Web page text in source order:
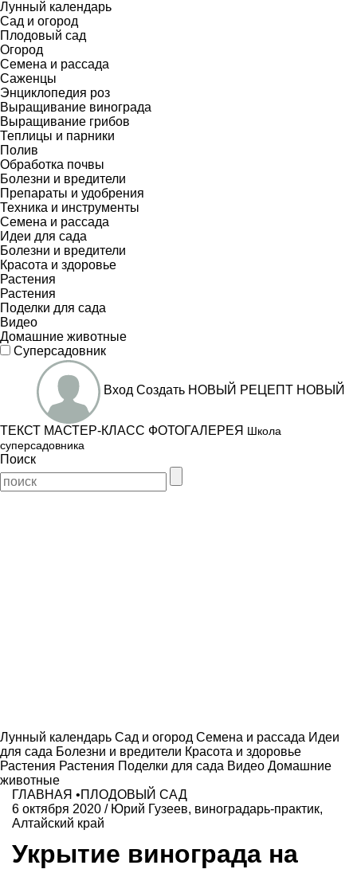
Лунный календарь
Сад и огород
Плодовый сад
Огород
Семена и рассада
Саженцы
Энциклопедия роз
Выращивание винограда
Выращивание грибов
Теплицы и парники
Полив
Обработка почвы
Болезни и вредители
Препараты и удобрения
Техника и инструменты
Семена и рассада
Идеи для сада
Болезни и вредители
Красота и здоровье
Растения
Растения
Поделки для сада
Видео
Домашние животные
Суперсадовник
Вход Создать НОВЫЙ РЕЦЕПТ НОВЫЙ
ТЕКСТ МАСТЕР-КЛАСС ФОТОГАЛЕРЕЯ Школа
суперсадовника
Поиск
Лунный календарь Сад и огород Семена и рассада Идеи
для сада Болезни и вредители Красота и здоровье
Растения Растения Поделки для сада Видео Домашние
животные
ГЛАВНАЯ •ПЛОДОВЫЙ САД
6 октября 2020 / Юрий Гузеев, виноградарь-практик,
Алтайский край
Укрытие винограда на